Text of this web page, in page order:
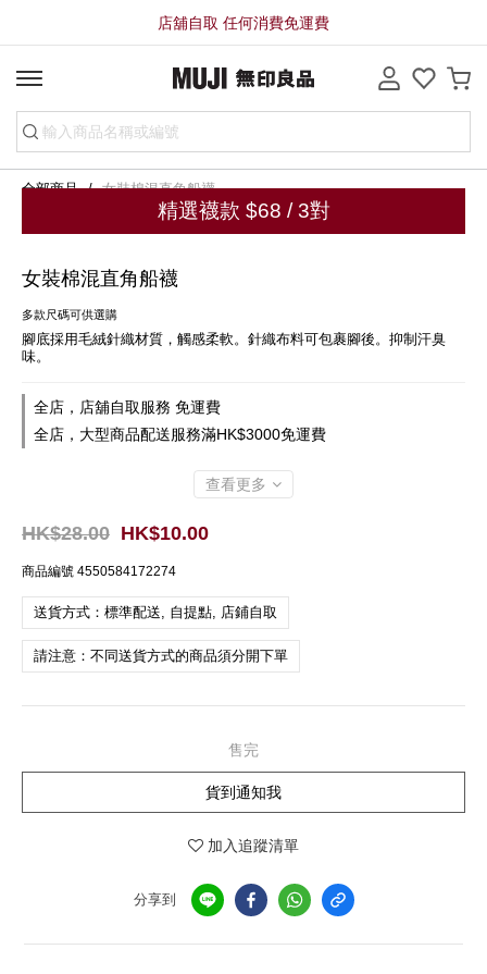
店舖自取 任何消費免運費
全部商品 女裝棉混直角船襪
精選襪款 $68 / 3對
女裝棉混直角船襪
多款尺碼可供選購
腳底採用毛絨針織材質，觸感柔軟。針織布料可包裹腳後。抑制汗臭
味。
全店，店舖自取服務 免運費
全店，大型商品配送服務滿HK$3000免運費
查看更多
HK$10.00
HK$28.00
商品編號 4550584172274
送貨方式：標準配送, 自提點, 店鋪自取
請注意：不同送貨方式的商品須分開下單
售完
貨到通知我
加入追蹤清單
分享到